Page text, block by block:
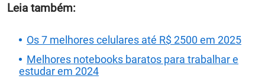
Leia também:
Os 7 melhores celulares até R$ 2500 em 2025
Melhores notebooks baratos para trabalhar e
estudar em 2024